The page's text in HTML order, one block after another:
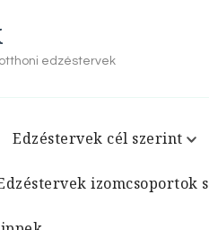
edzéstervek
Edzéstervek cél szerint
izomcsoportok